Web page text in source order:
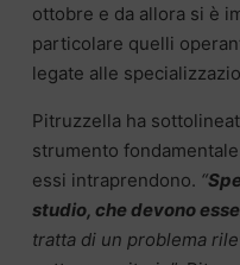
ottobre e da allora si è
particolare quelli
legate alle
Pitruzzella ha
strumento
essi intraprendono. “
studio, che devono
tratta di un problema